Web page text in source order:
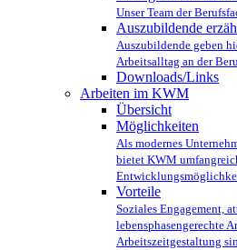
Unser Team der
Auszubildende
Auszubildende geben
Arbeitsalltag an der
Downloads/Links
Arbeiten im KWM
Übersicht
Möglichkeiten
Als modernes
bietet KWM
Vorteile
Soziales Engagement,
lebensphasengerechte
Arbeitszeitgestaltung